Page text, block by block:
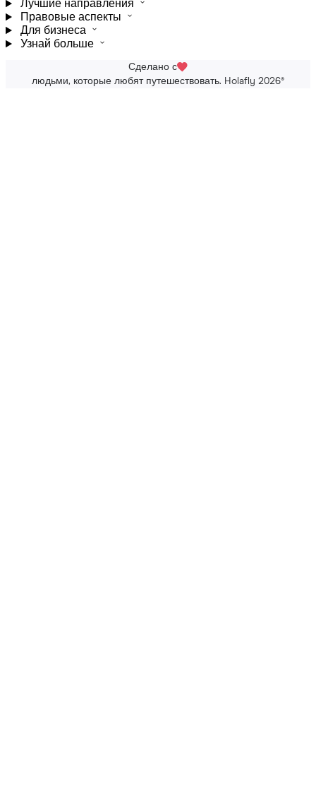
Лучшие направления
Правовые аспекты
Для бизнеса
Узнай больше
Сделано с
людьми, которые любят путешествовать. Holafly 2026®